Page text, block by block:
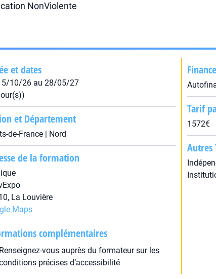
NonViolente
et dates
10/26 au 28/05/27
et Département
de-France | Nord
de la formation
La Louvière
Maps
complémentaires
Renseignez-vous auprès du formateur sur les
précises d’accessibilité
Tarif
1572€
Autres